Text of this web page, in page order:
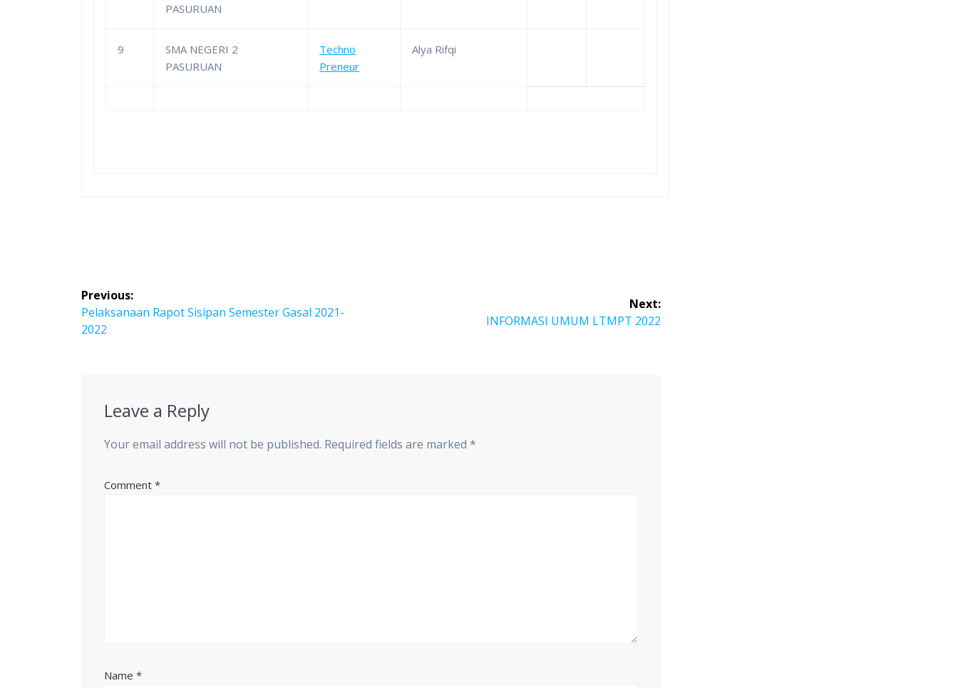
PASURUAN
9
SMA NEGERI 2
PASURUAN
Techno
Preneur
Alya Rifqi
Post
navigation
Previous:
Previous
post:
Pelaksanaan Rapot Sisipan Semester Gasal 2021-
2022
Next:
Next
INFORMASI UMUM LTMPT 2022
Leave a Reply
Your email address will not be published. Required fields are marked*
Comment*
Name*